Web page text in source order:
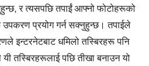
र त्यसपछि तपाईं आफ्नो फोटोहरूको
उपकरण प्रयोग गर्न सक्नुहुन्छ। तपाईले
इन्टरनेटबाट धमिलो तस्बिरहरू पनि
तस्बिरहरूलाई पछि तीखा बनाउन यो